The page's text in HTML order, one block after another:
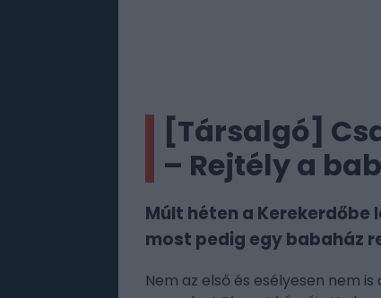
[Társalgó]
– Rejtély a
Múlt héten a
most pedig egy babaház
Nem az első és esélyesen nem